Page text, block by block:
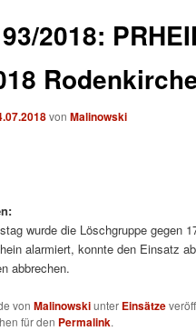
2018:
vonMalinowski
wurde die Löschgruppe gegen
alarmiert, konnte den Einsatz
abbrechen.
vonMalinowskiunter Einsätze
für den Permalink.